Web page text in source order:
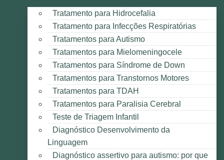
Tratamento para Hidrocefalia
Tratamento para Infecções Respiratórias
Tratamentos para Autismo
Tratamentos para Mielomeningocele
Tratamentos para Síndrome de Down
Tratamentos para Transtornos Motores
Tratamentos para TDAH
Tratamentos para Paralisia Cerebral
Teste de Triagem Infantil
Diagnóstico Desenvolvimento da
Linguagem
Diagnóstico assertivo para autismo: por que